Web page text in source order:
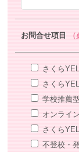
お問合せ項目
さくら
さくら
学校推薦
オンライ
さくら
不登校・